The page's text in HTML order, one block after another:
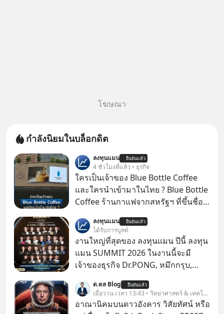
โฆษณา
กำลังนิยมในบล็อกดิต
ลงทุนแมน ยืนยันแล้ว
4 ชั่วโมงที่แล้ว • ธุรกิจ
ใครเป็นเจ้าของ Blue Bottle Coffee
และใครนำเข้ามาในไทย ? Blue Bottle
Coffee ร้านกาแฟจากสหรัฐฯ ที่ขึ้นชื่อ
แรกในประเทศไทย ที่ Central Park
ลงทุนแมน ยืนยันแล้ว
ได้รับการบูสต์
งานใหญ่ที่สุดของ ลงทุนแมน ปีนี้ ลงทุน
แมน SUMMIT 2026 ในงานนี้จะมี
เจ้าของธุรกิจ Dr.PONG, หมึกกรุบ,
Fastwork, MizuMi, KARMART, อิชิตัน
มาแชร์ความรู้การสร้างธุรกิจ
ด.ดล Blog ยืนยันแล้ว
เมื่อวาน เวลา 13:43 • วิทยาศาสตร์ & เทคโนโลยี
อาณานิคมบนดาวอังคาร วิสัยทัศน์ หรือ